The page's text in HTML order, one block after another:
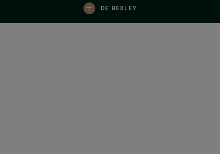
+ DE BEXLEY